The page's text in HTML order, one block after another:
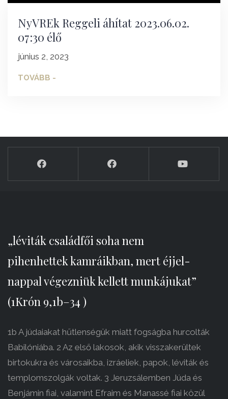
NyVREk Reggeli áhítat 2023.06.02.
07:30 élő
június 2, 2023
TOVÁBB -
„léviták családfői soha nem
pihenhettek kamráikban, mert éjjel-
nappal végezniük kellett munkájukat”
(1Krón 9,1b–34 )
1b A júdaiakat hűtlenségük miatt fogságba hurcolták
Babilóniába. 2 Az első lakosok, akik visszakerültek
birtokukra és városaikba, izráeliek, papok, léviták és
templomszolgák voltak. 3 Jeruzsálemben Júda és
Benjámin fiai, valamint Efraim és Manassé fiai közül